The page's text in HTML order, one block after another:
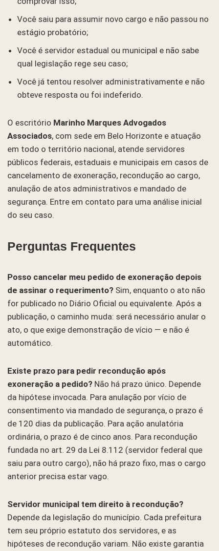
Você saiu para assumir novo cargo e não passou no
estágio probatório;
Você é servidor estadual ou municipal e não sabe
qual legislação rege seu caso;
Você já tentou resolver administrativamente e não
obteve resposta ou foi indeferido.
O escritório Marinho Marques Advogados
Associados, com sede em Belo Horizonte e atuação
em todo o território nacional, atende servidores
públicos federais, estaduais e municipais em casos de
cancelamento de exoneração, recondução ao cargo,
anulação de atos administrativos e mandado de
segurança. Entre em contato para uma análise inicial
do seu caso.
Perguntas Frequentes
Posso cancelar meu pedido de exoneração depois
de assinar o requerimento? Sim, enquanto o ato não
for publicado no Diário Oficial ou equivalente. Após a
publicação, o caminho muda: será necessário anular o
ato, o que exige demonstração de vício — e não é
automático.
Existe prazo para pedir recondução após
exoneração a pedido? Não há prazo único. Depende
da hipótese invocada. Para anulação por vício de
consentimento via mandado de segurança, o prazo é
de 120 dias da publicação. Para ação anulatória
ordinária, o prazo é de cinco anos. Para recondução
fundada no art. 29 da Lei 8.112 (servidor federal que
saiu para outro cargo), não há prazo fixo, mas o cargo
anterior precisa estar vago.
Servidor municipal tem direito à recondução?
Depende da legislação do município. Cada prefeitura
tem seu próprio estatuto dos servidores, e as
hipóteses de recondução variam. Não existe garantia